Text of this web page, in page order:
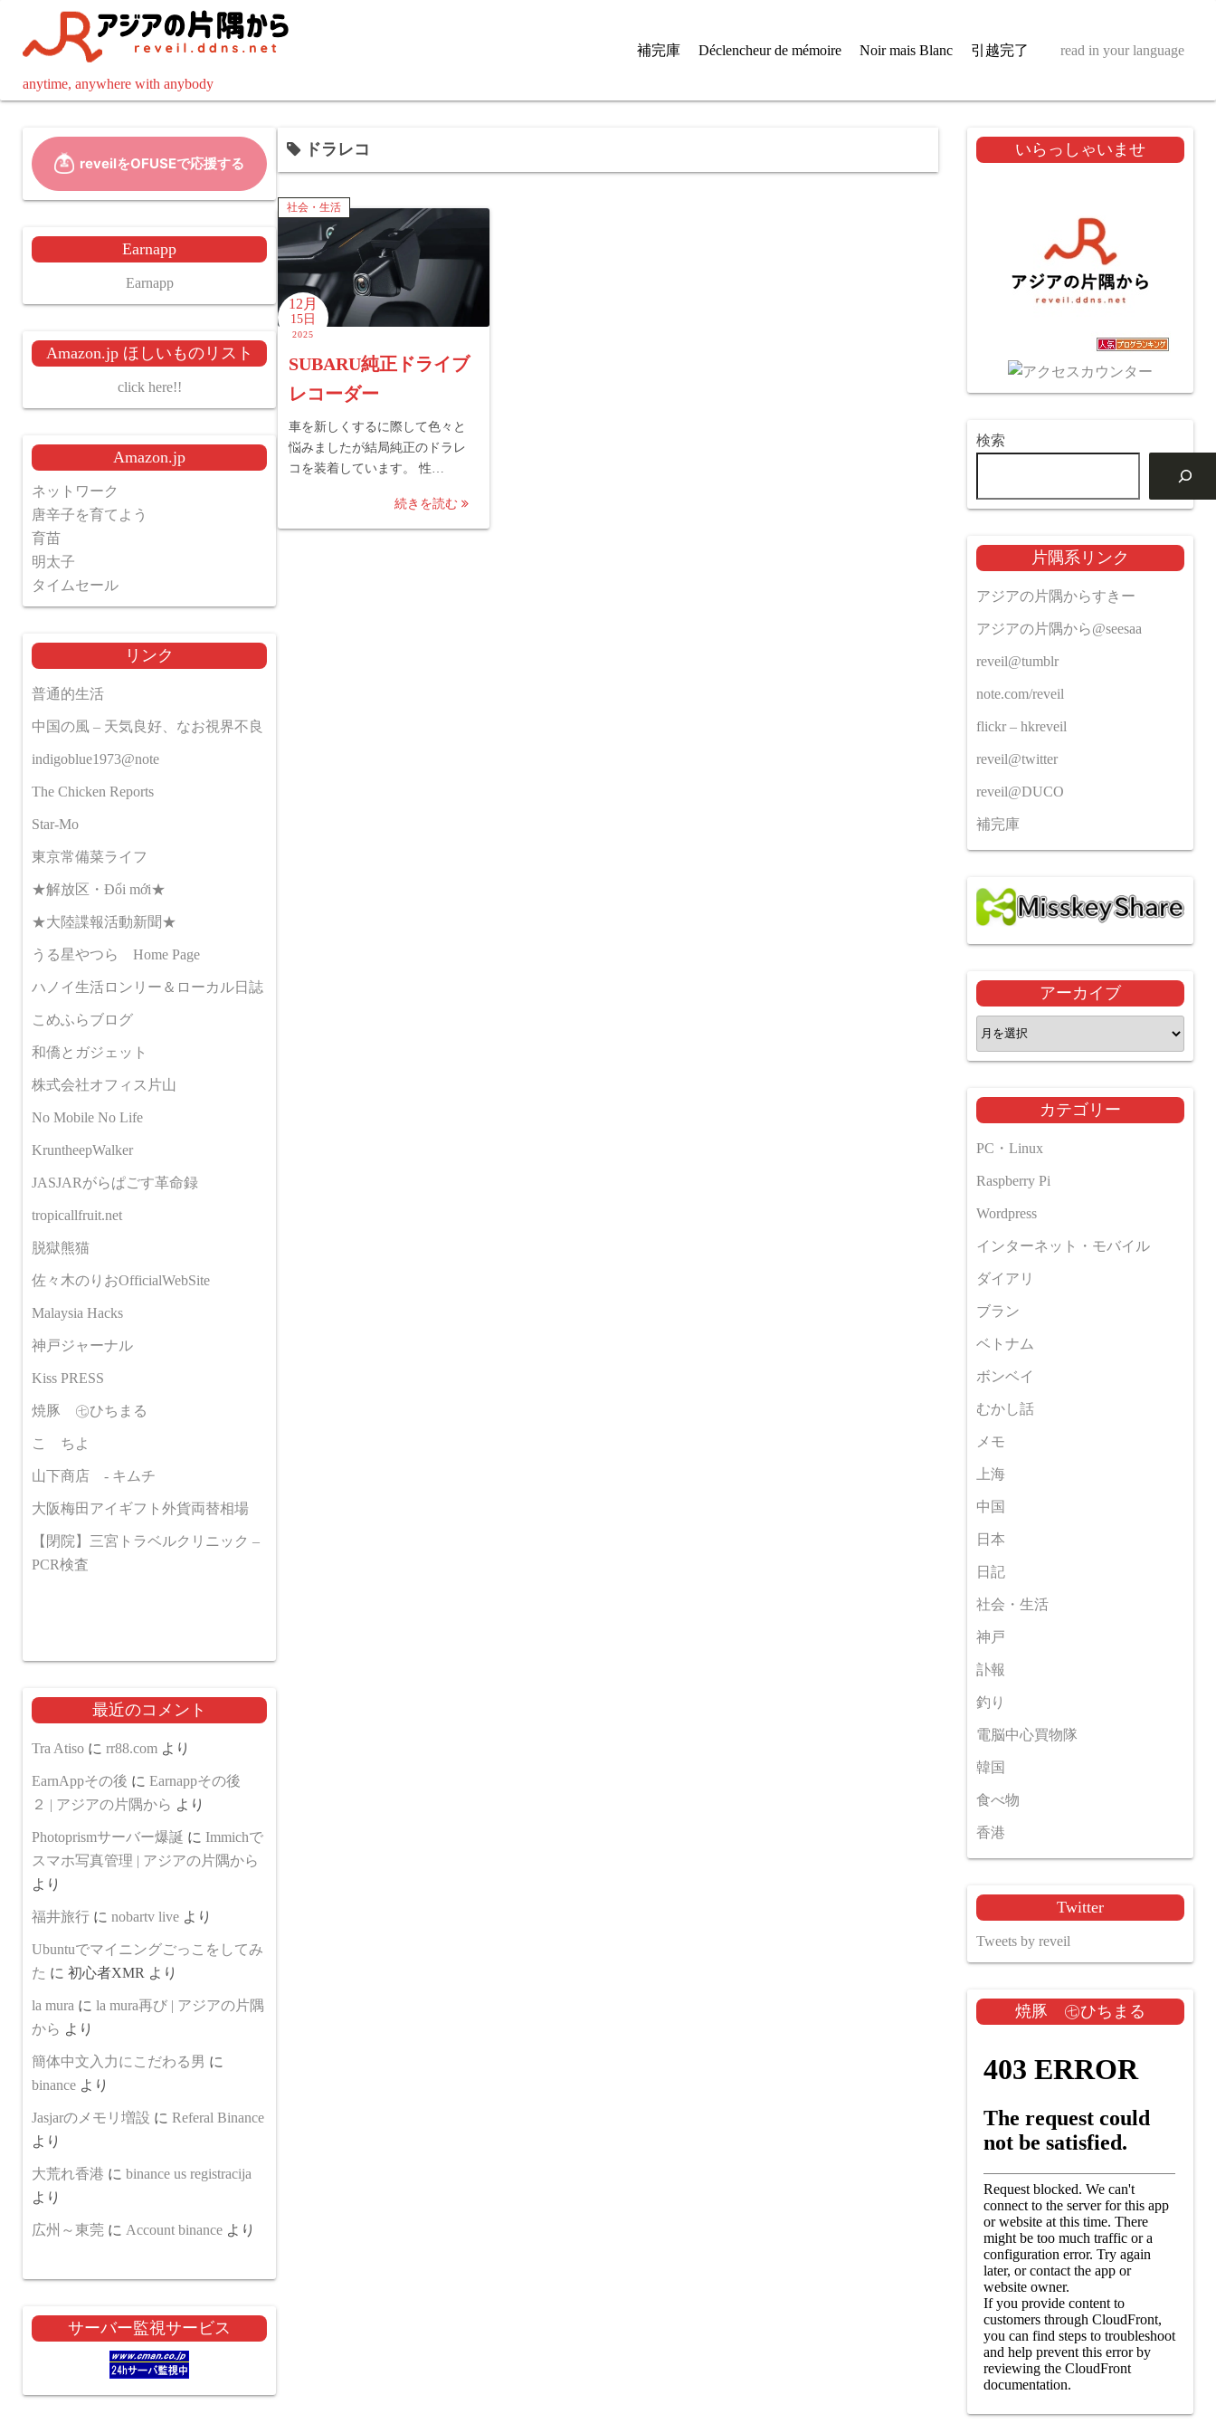
ツ
anytime, anywhere with anybody
補完庫 Déclencheur de mémoire Noir mais Blanc 引越完了 read in your language
ドラレコ
社会・生活
12月
15日
2025
SUBARU純正ドライブ
レコーダー
車を新しくするに際して色々と
悩みましたが結局純正のドラレ
コを装着しています。 性…
続きを読む
Earnapp
Earnapp
Amazon.jp ほしいものリスト
click here!!
Amazon.jp
ネットワーク
唐辛子を育てよう
育苗
明太子
タイムセール
リンク
普通的生活
中国の風 – 天気良好、なお視界不良
indigoblue1973@note
The Chicken Reports
Star-Mo
東京常備菜ライフ
★解放区・Đổi mới★
★大陸諜報活動新聞★
うる星やつら Home Page
ハノイ生活ロンリー＆ローカル日誌
こめふらブログ
和僑とガジェット
株式会社オフィス片山
No Mobile No Life
KruntheepWalker
JASJARがらぱごす革命録
tropicallfruit.net
脱獄熊猫
佐々木のりおOfficialWebSite
Malaysia Hacks
神戸ジャーナル
Kiss PRESS
焼豚 ㊆ひちまる
こゝちよ
山下商店 - キムチ
大阪梅田アイギフト外貨両替相場
【閉院】三宮トラベルクリニック –
PCR検査
最近のコメント
Tra Atiso に rr88.com より
EarnAppその後 に Earnappその後
２ | アジアの片隅から より
Photoprismサーバー爆誕 に Immichで
スマホ写真管理 | アジアの片隅から
より
福井旅行 に nobartv live より
Ubuntuでマイニングごっこをしてみ
た に 初心者XMR より
la mura に la mura再び | アジアの片隅
から より
簡体中文入力にこだわる男 に
binance より
Jasjarのメモリ増設 に Referal Binance
より
大荒れ香港 に binance us registracija
より
広州～東莞 に Account binance より
サーバー監視サービス
いらっしゃいませ
検索
片隅系リンク
アジアの片隅からすきー
アジアの片隅から@seesaa
reveil@tumblr
note.com/reveil
flickr – hkreveil
reveil@twitter
reveil@DUCO
補完庫
アーカイブ
ア
ー
イ
ブ
カテゴリー
PC・Linux
Raspberry Pi
Wordpress
インターネット・モバイル
ダイアリ
ブラン
ベトナム
ボンベイ
むかし話
メモ
上海
中国
日本
日記
社会・生活
神戸
訃報
釣り
電脳中心買物隊
韓国
食べ物
香港
Twitter
Tweets by reveil
焼豚 ㊆ひちまる